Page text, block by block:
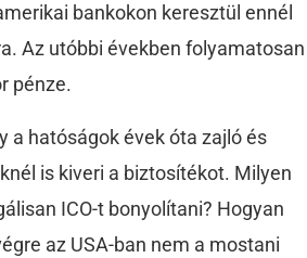
bankokon keresztül ennél
Az utóbbi években folyamatosan
pénze.
a hatóságok évek óta zajló és
is kiveri a biztosítékot. Milyen
ICO-t bonyolítani? Hogyan
az USA-ban nem a mostani